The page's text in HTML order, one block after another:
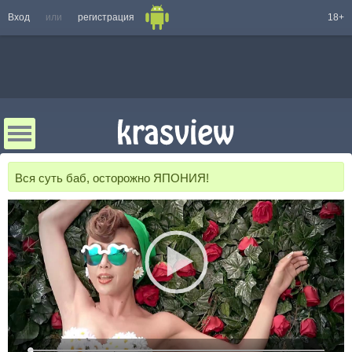
Вход или регистрация 18+
Вся суть баб, осторожно ЯПОНИЯ!